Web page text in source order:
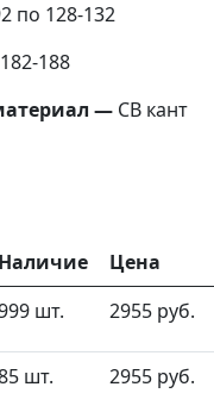
по 128-132
188
— СВ кант
Наличие Цена
шт. 2955 руб.
шт. 2955 руб.